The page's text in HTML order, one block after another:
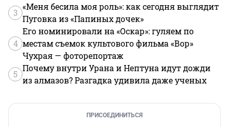
3
«Меня бесила моя роль»: как сегодня выглядит
Пуговка из «Папиных дочек»
4
Его номинировали на «Оскар»: гуляем по
местам съемок культового фильма «Вор»
Чухрая — фоторепортаж
5
Почему внутри Урана и Нептуна идут дожди
из алмазов? Разгадка удивила даже ученых
ПРИСОЕДИНИТЬСЯ